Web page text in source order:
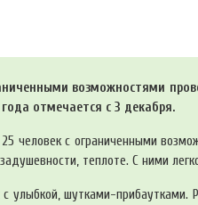
возможностями
отмечается с 3 декабря.
человек с ограниченными
теплоте. С ними
с улыбкой, шутками-